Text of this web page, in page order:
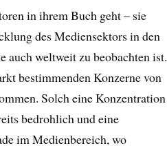
in ihrem Buch geht – sie
des Mediensektors in den
weltweit zu beobachten ist.
bestimmenden Konzerne von
Solch eine Konzentration
bedrohlich und eine
im Medienbereich, wo